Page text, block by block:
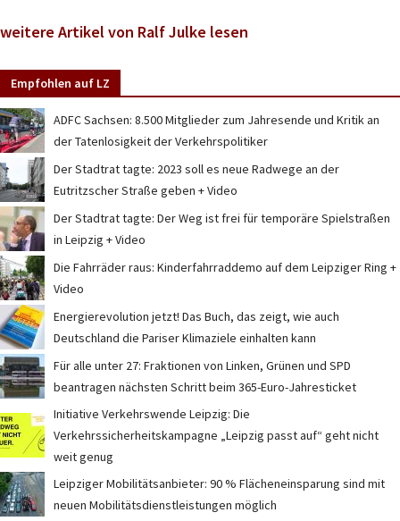
weitere Artikel von Ralf Julke lesen
Empfohlen auf LZ
ADFC Sachsen: 8.500 Mitglieder zum Jahresende und Kritik an
der Tatenlosigkeit der Verkehrspolitiker
Der Stadtrat tagte: 2023 soll es neue Radwege an der
Eutritzscher Straße geben + Video
Der Stadtrat tagte: Der Weg ist frei für temporäre Spielstraßen
in Leipzig + Video
Die Fahrräder raus: Kinderfahrraddemo auf dem Leipziger Ring +
Video
Energierevolution jetzt! Das Buch, das zeigt, wie auch
Deutschland die Pariser Klimaziele einhalten kann
Für alle unter 27: Fraktionen von Linken, Grünen und SPD
beantragen nächsten Schritt beim 365-Euro-Jahresticket
Initiative Verkehrswende Leipzig: Die
Verkehrssicherheitskampagne „Leipzig passt auf“ geht nicht
weit genug
Leipziger Mobilitätsanbieter: 90 % Flächeneinsparung sind mit
neuen Mobilitätsdienstleistungen möglich